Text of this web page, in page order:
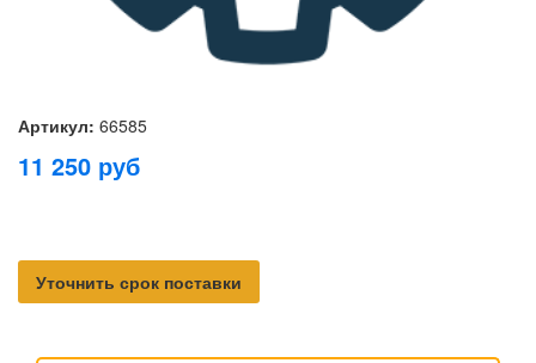
Артикул: 66585
11 250 руб
Уточнить срок поставки